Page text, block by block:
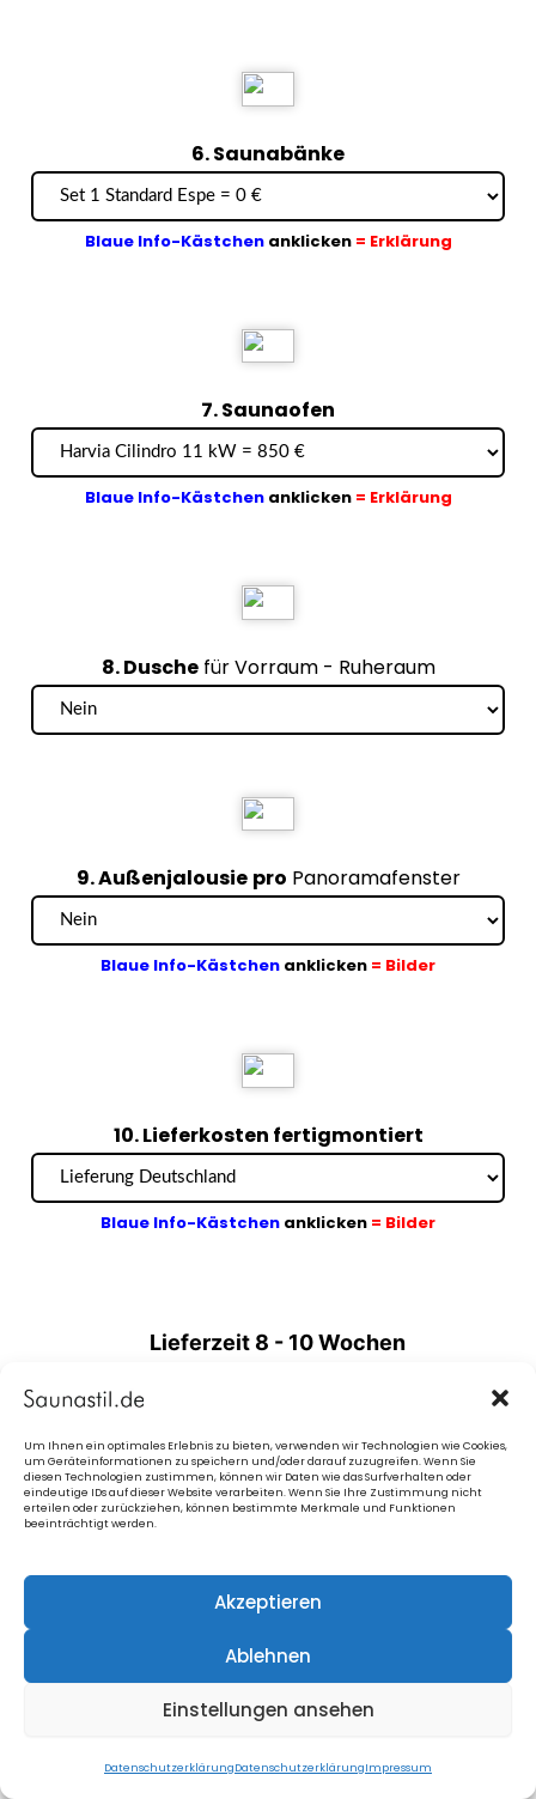
Um Ihnen ein optimales Erlebnis zu bieten, verwenden wir Technologien wie Cookies,
um Geräteinformationen zu speichern und/oder darauf zuzugreifen. Wenn Sie
diesen Technologien zustimmen, können wir Daten wie das Surfverhalten oder
eindeutige IDs auf dieser Website verarbeiten. Wenn Sie Ihre Zustimmung nicht
erteilen oder zurückziehen, können bestimmte Merkmale und Funktionen
beeinträchtigt werden.
Akzeptieren
Ablehnen
Einstellungen ansehen
DatenschutzerklärungDatenschutzerklärungImpressum
6. Saunabänke
Blaue Info-Kästchen anklicken = Erklärung
7. Saunaofen
Blaue Info-Kästchen anklicken = Erklärung
8. Duschefür Vorraum - Ruheraum
9. Außenjalousie pro Panoramafenster
Blaue Info-Kästchen anklicken = Bilder
10. Lieferkosten fertigmontiert
Blaue Info-Kästchen anklicken = Bilder
Lieferzeit 8 - 10 Wochen
▼ Email ▼
sofort erhalten! ▼
◀ DerDatenschutzerklärungstimme ich
zu.
E-Mail-Angebot senden
Oder